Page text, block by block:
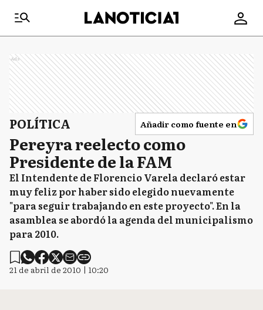
Ads
POLÍTICA Añadir como fuente en
Pereyra reelecto como
Presidente de la FAM
El Intendente de Florencio Varela declaró estar
muy feliz por haber sido elegido nuevamente
"para seguir trabajando en este proyecto". En la
asamblea se abordó la agenda del municipalismo
para 2010.
21 de abril de 2010 | 10:20